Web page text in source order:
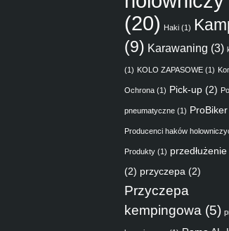
(20)
Haki (1)
(9) Karawaning (3)
(1) KOLO ZAPASOWE (1)
Ochrona (1) Pick-up (2)
pneumatyczne (1) ProBiker
Producenci haków
Produkty (1)
(2) przyczepa (2)
Przyczepa
kempingowa (5)